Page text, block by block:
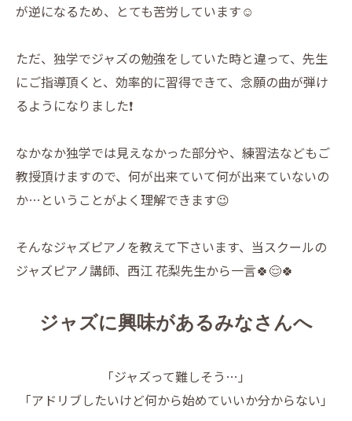
が逆になるため、とても苦労しています☺️
ただ、独学でジャズの勉強をしていた時と違って、先生
にご指導頂くと、効率的に習得できて、念願の曲が弾け
るようになりました❗️
なかなか独学では見えなかった部分や、練習法などもご
教授頂けますので、何が出来ていて何が出来ていないの
か…ということがよく理解できます😉
そんなジャズピアノを教えて下さいます、当スクールの
ジャズピアノ講師、西江 花梨先生から一言🍀😌🍀
ジャズに興味があるみなさんへ
「ジャズって難しそう…」
「アドリブしたいけど何から始めていいか分からない」